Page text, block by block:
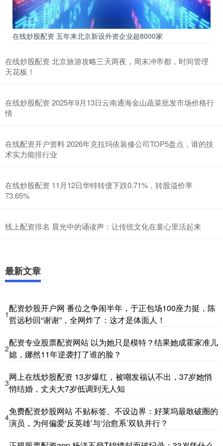
在线炒股配资 五年来北京新设外资企业超8000家
在线炒股配资 北京旅游攻略三天两夜，周末冲帝都，时间管理
天花板！
在线炒股配资 2025年9月13日云南通海金山蔬菜批发市场价格行
情
在线配资开户资料 2026年克拉玛依装修公司TOP5盘点，谁的技
术实力能排行业
在线炒股配资 11月12日华特转债下跌0.71%，转股溢价率
73.65%
线上配资排名 晨光中的诵读声：让传统文化在童心里活起来
最新文章
1
配资炒股开户网 番位之争闹半年，于正包场100座力挺，陈
哲远秒回“谢谢”，全网炸了：这才是体面人！
2
配资专业股票配资网站 以为她只是模特？结果她成霍家准儿
媳，娜然11年逆袭打了谁的脸？
3
网上在线炒股配资 13岁爆红，被嘲发福认不出，37岁她悄
悄结婚，丈夫大7岁低调到无人知
4
免费配资炒股网站 不贴标签、不设边界：好莱坞最敢破圈的
演员，为何偏爱‘反英雄’与‘治愈系’双轨并行？